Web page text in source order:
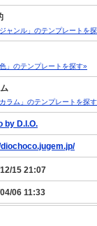
ャンル」のテンプレートを
」のテンプレートを探す»
ラム」のテンプレートを探
by D.I.O.
15 21:07
06 11:33